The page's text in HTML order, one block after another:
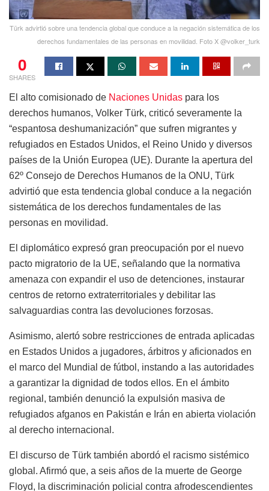
Türk advirtió sobre una tendencia global que conduce a la negación sistemática de los
derechos fundamentales de las personas en movilidad. Foto X @volker_turk
0
SHARES
El alto comisionado de Naciones Unidas para los
derechos humanos, Volker Türk, criticó severamente la
“espantosa deshumanización” que sufren migrantes y
refugiados en Estados Unidos, el Reino Unido y diversos
países de la Unión Europea (UE). Durante la apertura del
62º Consejo de Derechos Humanos de la ONU, Türk
advirtió que esta tendencia global conduce a la negación
sistemática de los derechos fundamentales de las
personas en movilidad.
El diplomático expresó gran preocupación por el nuevo
pacto migratorio de la UE, señalando que la normativa
amenaza con expandir el uso de detenciones, instaurar
centros de retorno extraterritoriales y debilitar las
salvaguardias contra las devoluciones forzosas.
Asimismo, alertó sobre restricciones de entrada aplicadas
en Estados Unidos a jugadores, árbitros y aficionados en
el marco del Mundial de fútbol, instando a las autoridades
a garantizar la dignidad de todos ellos. En el ámbito
regional, también denunció la expulsión masiva de
refugiados afganos en Pakistán e Irán en abierta violación
al derecho internacional.
El discurso de Türk también abordó el racismo sistémico
global. Afirmó que, a seis años de la muerte de George
Floyd, la discriminación policial contra afrodescendientes